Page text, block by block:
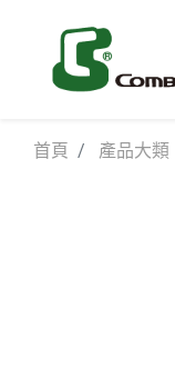
首頁 產品大類